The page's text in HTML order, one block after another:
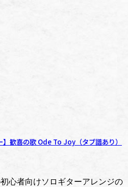
】歓喜の歌 Ode To Joy（タブ譜あり）
心者向けソロギターアレンジの